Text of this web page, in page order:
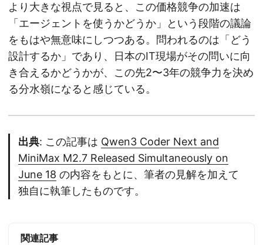
より大きな視点で見ると、この価格競争の加速は
「エージェントを使うかどうか」という段階の議論
をもはや無意味にしつつある。問われるのは「どう
設計するか」であり、日本のIT現場がその問いに向
き合えるかどうかが、この先2〜3年の競争力を決め
る分水嶺になると感じている。
出典: この記事は Qwen3 Coder Next and
MiniMax M2.7 Released Simultaneously on
June 18 の内容をもとに、筆者の見解を加えて
独自に執筆したものです。
関連記事